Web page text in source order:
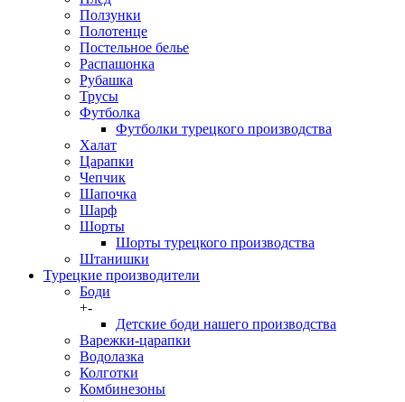
Ползунки
Полотенце
Постельное белье
Распашонка
Рубашка
Трусы
Футболка
Футболки турецкого производства
Халат
Царапки
Чепчик
Шапочка
Шарф
Шорты
Шорты турецкого производства
Штанишки
Турецкие производители
Боди
+-
Детские боди нашего производства
Варежки-царапки
Водолазка
Колготки
Комбинезоны